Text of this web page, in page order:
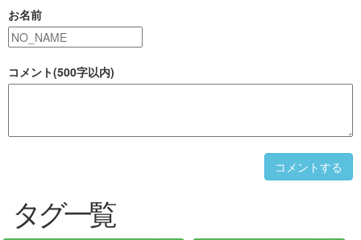
お名前
コメント(500字以内)
コメントする
タグ一覧